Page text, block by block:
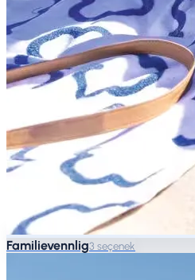
Familievennlig3 seçenek